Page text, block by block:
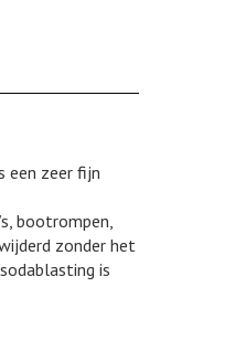
een zeer fijn
bootrompen,
zonder het
is